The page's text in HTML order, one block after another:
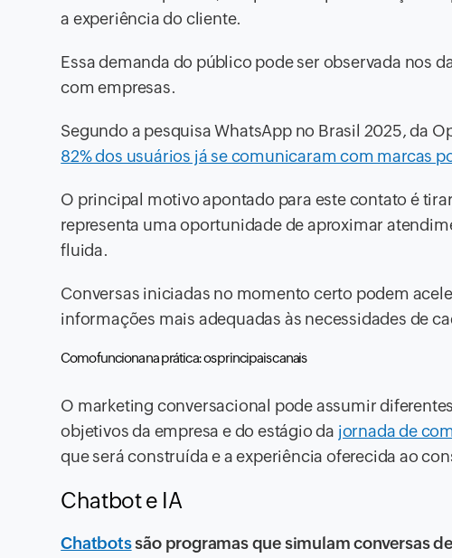
a experiência do cliente.
Essa demanda do público pode ser observada nos
com empresas.
Segundo a pesquisa WhatsApp no Brasil 2025, da
82% dos usuários já se comunicaram com marcas
O principal motivo apontado para este contato é
representa uma oportunidade de aproximar
fluida.
Conversas iniciadas no momento certo podem
informações mais adequadas às necessidades de
Como funciona na prática: os principais canais
O marketing conversacional pode assumir
objetivos da empresa e do estágio da jornada de
que será construída e a experiência oferecida ao
Chatbot e IA
Chatbotssão programas que simulam conversas